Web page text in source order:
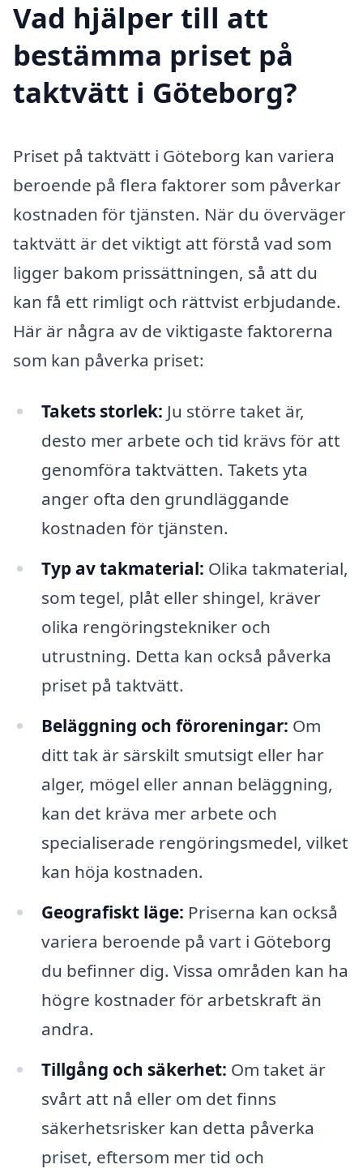
Vad hjälper till att
bestämma priset på
taktvätt i Göteborg?
Priset på taktvätt i Göteborg kan variera
beroende på flera faktorer som påverkar
kostnaden för tjänsten. När du överväger
taktvätt är det viktigt att förstå vad som
ligger bakom prissättningen, så att du
kan få ett rimligt och rättvist erbjudande.
Här är några av de viktigaste faktorerna
som kan påverka priset:
Takets storlek: Ju större taket är,
desto mer arbete och tid krävs för att
genomföra taktvätten. Takets yta
anger ofta den grundläggande
kostnaden för tjänsten.
Typ av takmaterial: Olika takmaterial,
som tegel, plåt eller shingel, kräver
olika rengöringstekniker och
utrustning. Detta kan också påverka
priset på taktvätt.
Beläggning och föroreningar: Om
ditt tak är särskilt smutsigt eller har
alger, mögel eller annan beläggning,
kan det kräva mer arbete och
specialiserade rengöringsmedel, vilket
kan höja kostnaden.
Geografiskt läge: Priserna kan också
variera beroende på vart i Göteborg
du befinner dig. Vissa områden kan ha
högre kostnader för arbetskraft än
andra.
Tillgång och säkerhet: Om taket är
svårt att nå eller om det finns
säkerhetsrisker kan detta påverka
priset, eftersom mer tid och